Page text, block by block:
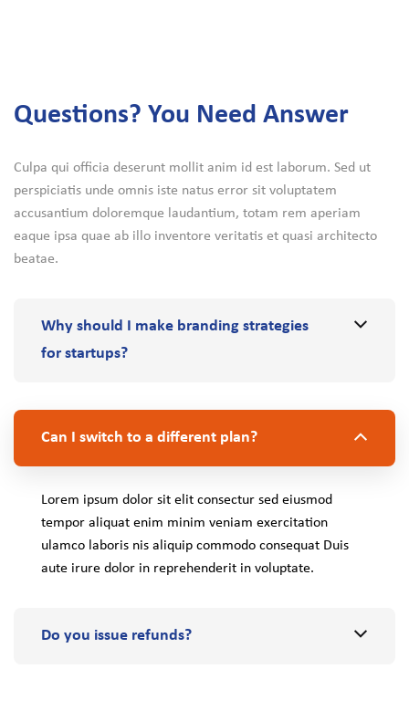
Questions? You Need Answer
Culpa qui officia deserunt mollit anim id est laborum. Sed ut
perspiciatis unde omnis iste natus error sit voluptatem
accusantium doloremque laudantium, totam rem aperiam
eaque ipsa quae ab illo inventore veritatis et quasi architecto
beatae.
Why should I make branding strategies
for startups?
Can I switch to a different plan?
Lorem ipsum dolor sit elit consectur sed eiusmod
tempor aliquat enim minim veniam exercitation
ulamco laboris nis aliquip commodo consequat Duis
aute irure dolor in reprehenderit in voluptate.
Do you issue refunds?